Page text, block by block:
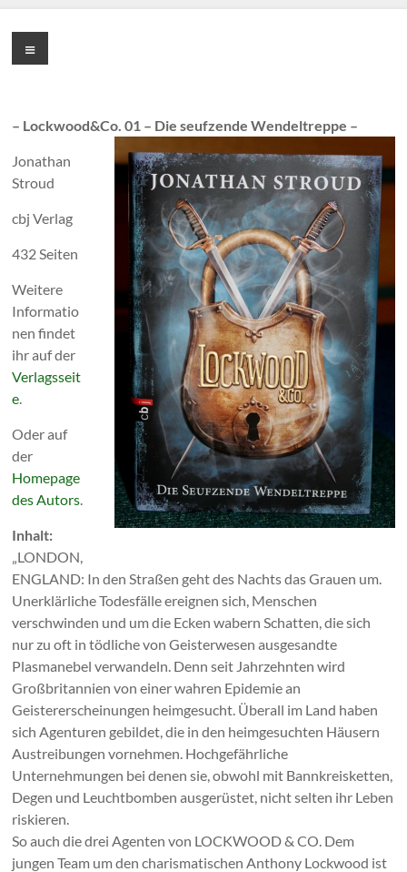
Inhalt
springenCornelia
Menü
– Lockwood&Co. 01 – Die seufzende Wendeltreppe –
Jonathan
Stroud
cbj Verlag
432 Seiten
Weitere
Informatio
nen findet
ihr auf der
Verlagsseit
e.
Oder auf
der
Homepage
des Autors.
Inhalt:
„LONDON,
ENGLAND: In den Straßen geht des Nachts das Grauen um.
Unerklärliche Todesfälle ereignen sich, Menschen
verschwinden und um die Ecken wabern Schatten, die sich
nur zu oft in tödliche von Geisterwesen ausgesandte
Plasmanebel verwandeln. Denn seit Jahrzehnten wird
Großbritannien von einer wahren Epidemie an
Geistererscheinungen heimgesucht. Überall im Land haben
sich Agenturen gebildet, die in den heimgesuchten Häusern
Austreibungen vornehmen. Hochgefährliche
Unternehmungen bei denen sie, obwohl mit Bannkreisketten,
Degen und Leuchtbomben ausgerüstet, nicht selten ihr Leben
riskieren.
So auch die drei Agenten von LOCKWOOD & CO. Dem
jungen Team um den charismatischen Anthony Lockwood ist